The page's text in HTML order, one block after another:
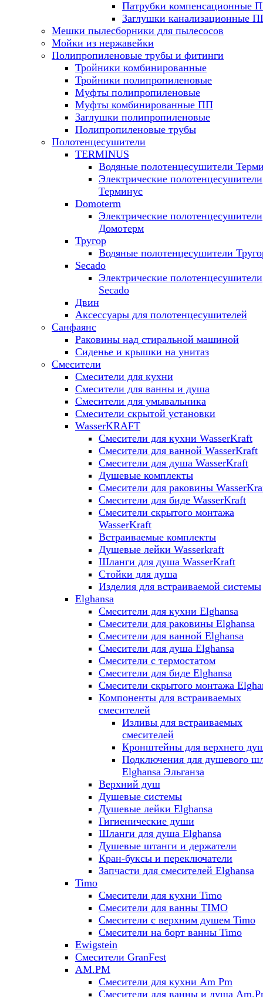
Патрубки компенсационные
Заглушки канализационные
Мешки пылесборники для пылесосов
Мойки из нержавейки
Полипропиленовые трубы и фитинги
Тройники комбинированные
Тройники полипропиленовые
Муфты полипропиленовые
Муфты комбинированные ПП
Заглушки полипропиленовые
Полипропиленовые трубы
Полотенцесушители
TERMINUS
Водяные полотенцесушители
Электрические полотенцесушители
Терминус
Domoterm
Электрические полотенцесушители
Домотерм
Тругор
Водяные полотенцесушители
Secado
Электрические полотенцесушители
Secado
Двин
Аксессуары для полотенцесушителей
Санфаянс
Раковины над стиральной машиной
Сиденье и крышки на унитаз
Смесители
Смесители для кухни
Смесители для ванны и душа
Смесители для умывальника
Смесители скрытой установки
WasserKRAFT
Смесители для кухни WasserKraft
Смесители для ванной WasserKraft
Смесители для душа WasserKraft
Душевые комплекты
Смесители для раковины
Смесители для биде WasserKraft
Смесители скрытого монтажа
WasserKraft
Встраиваемые комплекты
Душевые лейки Wasserkraft
Шланги для душа WasserKraft
Стойки для душа
Изделия для встраиваемой системы
Elghansa
Смесители для кухни Elghansa
Смесители для раковины Elghansa
Смесители для ванной Elghansa
Смесители для душа Elghansa
Смесители с термостатом
Смесители для биде Elghansa
Смесители скрытого монтажа
Компоненты для встраиваемых
смесителей
Изливы для встраиваемых
смесителей
Кронштейны для верхнего
Подключения для душевого
Elghansa Эльганза
Верхний душ
Душевые системы
Душевые лейки Elghansa
Гигиенические души
Шланги для душа Elghansa
Душевые штанги и держатели
Кран-буксы и переключатели
Запчасти для смесителей Elghansa
Timo
Смесители для кухни Timo
Смесители для ванны TIMO
Смесители с верхним душем Timo
Смесители на борт ванны Timo
Ewigstein
Смесители GranFest
AM.PM
Смесители для кухни Am Pm
Смесители для ванны и душа